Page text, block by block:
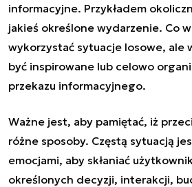
informacyjne. Przykładem
jakieś określone wydarzenie. Co
wykorzystać sytuacje losowe, ale
być inspirowane lub celowo
przekazu informacyjnego.
Ważne jest, aby pamiętać, iż
różne sposoby. Częstą sytuacją
emocjami, aby skłaniać
określonych decyzji, interakcji,